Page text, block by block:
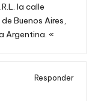
la calle
Buenos Aires,
Argentina. «
Responder